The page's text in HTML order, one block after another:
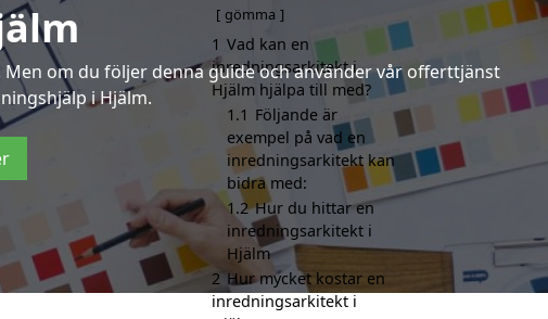
om du följer denna guide och använder vår offerttjänst
i Hjälm.
gömma
1 Vad kan en
inredningsarkitekt i
Hjälm hjälpa till med?
1.1 Följande är
exempel på vad en
inredningsarkitekt kan
bidra med:
1.2 Hur du hittar en
inredningsarkitekt i
Hjälm
2 Hur mycket kostar en
inredningsarkitekt i